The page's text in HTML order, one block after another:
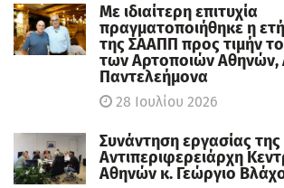
Με ιδιαίτερη επιτυχία
πραγματοποιήθηκε η
της ΣΑΑΠΠ προς τιμήν
των Αρτοποιών Αθηνών,
Παντελεήμονα
28 Ιουλίου 2026
Συνάντηση εργασίας
Αντιπεριφερειάρχη
Αθηνών κ. Γεώργιο